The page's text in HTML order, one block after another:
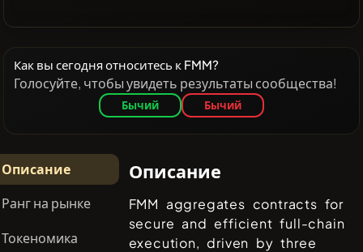
Как вы сегодня относитесь к FMM?
Голосуйте, чтобы увидеть результаты сообщества!
Бычий Бычий
Описание
Ранг на рынке
Токеномика
Описание
FMM aggregates contracts for
secure and efficient full-chain
execution, driven by three